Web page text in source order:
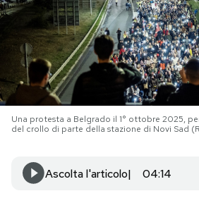
PODCAST
NEWSLETTER
I MIEI PREFERITI
Una protesta a Belgrado il 1° ottobre 2025,
del crollo di parte della stazione di Novi Sad
Ascolta l'articolo 04:14